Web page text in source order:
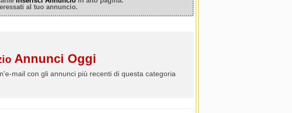
al tuo annuncio.
Annunci Oggi
mail con gli annunci più recenti di questa categoria